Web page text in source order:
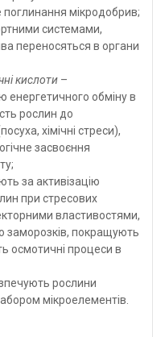
поглинання мікродобрив;
системами,
переносяться в органи
кислоти –
енергетичного обміну в
рослин до
хімічні стреси),
засвоєння
за активізацію
при стресових
властивостями,
заморозків, покращують
осмотичні процеси в
рослини
мікроелементів.